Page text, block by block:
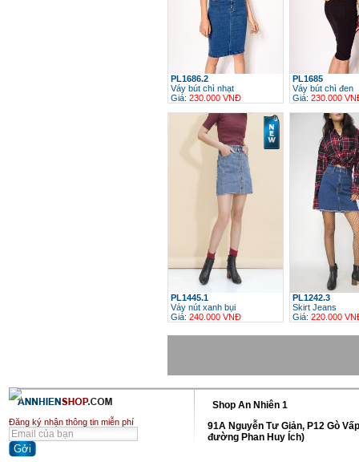
PL1686.2
Váy bút chì nhạt
Giá: 230.000 VNĐ
PL1685
Váy bút chì đen
Giá: 230.000
PL1445.1
Váy nút xanh bụi
Giá: 240.000 VNĐ
PL1242.3
Skirt Jeans
Giá: 220.000
Đăng ký nhận thông tin miễn phí
Shop An Nhiên 1
91A Nguyễn Tư Giản, P12 Gò
đường Phan Huy Ích)